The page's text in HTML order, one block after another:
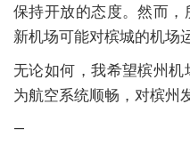
保持开放的态度。然而
新机场可能对槟城的机场
无论如何，我希望槟州
为航空系统顺畅，对槟州
—